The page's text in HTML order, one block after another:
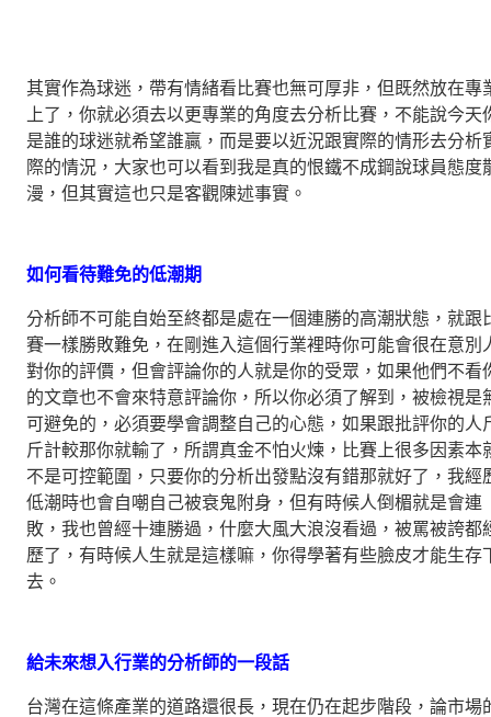
其實作為球迷，帶有情緒看比賽也無可厚非，但既然放在專
上了，你就必須去以更專業的角度去分析比賽，不能說今天
是誰的球迷就希望誰贏，而是要以近況跟實際的情形去分析
際的情況，大家也可以看到我是真的恨鐵不成鋼說球員態度
漫，但其實這也只是客觀陳述事實。
如何看待難免的低潮期
分析師不可能自始至終都是處在一個連勝的高潮狀態，就跟
賽一樣勝敗難免，在剛進入這個行業裡時你可能會很在意別
對你的評價，但會評論你的人就是你的受眾，如果他們不看
的文章也不會來特意評論你，所以你必須了解到，被檢視是
可避免的，必須要學會調整自己的心態，如果跟批評你的人
斤計較那你就輸了，所謂真金不怕火煉，比賽上很多因素本
不是可控範圍，只要你的分析出發點沒有錯那就好了，我經
低潮時也會自嘲自己被衰鬼附身，但有時候人倒楣就是會連
敗，我也曾經十連勝過，什麼大風大浪沒看過，被罵被誇都
歷了，有時候人生就是這樣嘛，你得學著有些臉皮才能生存
去。
給未來想入行業的分析師的一段話
台灣在這條產業的道路還很長，現在仍在起步階段，論市場